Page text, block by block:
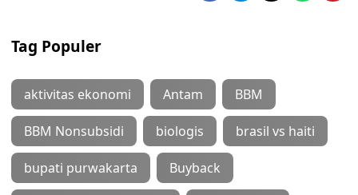
Tag Populer
aktivitas ekonomi Antam BBM
BBM Nonsubsidi biologis brasil vs haiti
bupati purwakarta Buyback